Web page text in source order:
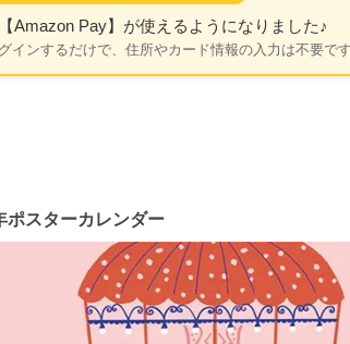
【Amazon Pay】 が使えるようになりました♪
インするだけで、住所やカード情報の入力は不要で
ポスターカレンダー